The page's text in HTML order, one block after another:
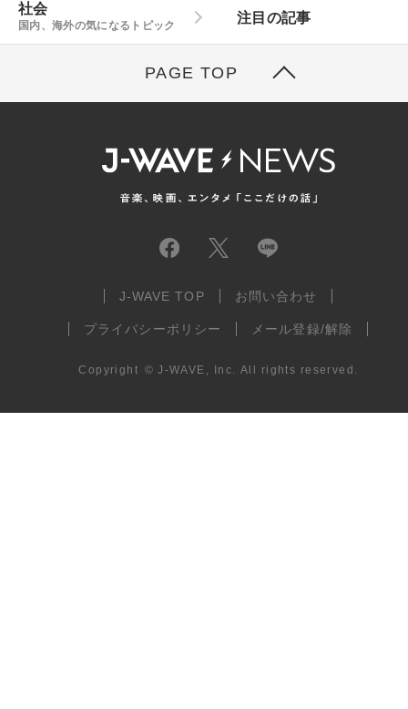
社会
国内、海外の気になるトピック
注目の記事
PAGE TOP
J-WAVE TOP お問い合わせ
プライバシーポリシー メール登録/解除
Copyright © J-WAVE, Inc. All rights reserved.